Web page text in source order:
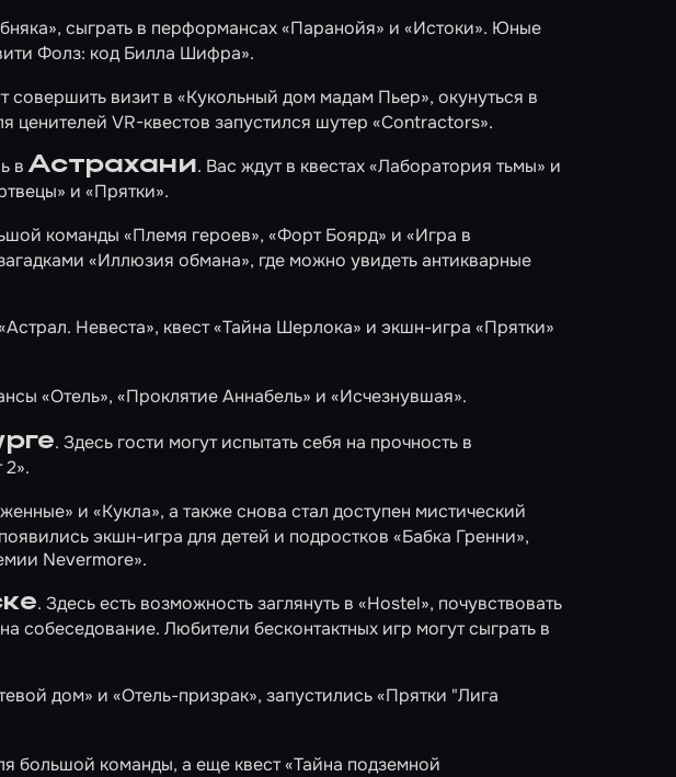
, сыграть в перформансах«Паранойя» и «Истоки». Юные
Фолз: код Билла Шифра».
совершить визит в«Кукольный дом мадам Пьер», окунуться в
ценителей VR-квестов запустился шутер «Contractors».
вАстрахани. Вас ждут в квестах«Лаборатория тьмы» и
и «Прятки».
команды«Племя героев»,«Форт Боярд» и«Игра в
«Иллюзия обмана», где можно увидеть антикварные
Невеста», квест«Тайна Шерлока» и экшн-игра «Прятки»
«Отель»,«Проклятие Аннабель» и«Исчезнувшая».
. Здесь гости могут испытать себя на прочность в
2».
и «Кукла», а также снова стал доступен мистический
экшн-игра для детей и подростков «Бабка Гренни»,
Nevermore».
. Здесь есть возможность заглянуть в «Hostel», почувствовать
собеседование. Любители бесконтактных игр могут сыграть в
дом» и«Отель-призрак», запустились«Прятки "Лига
большой команды, а еще квест«Тайна подземной